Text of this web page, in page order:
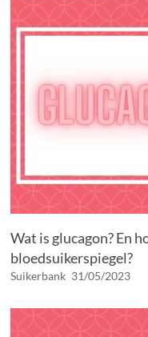
Wat is glucagon? En
bloedsuikerspiegel?
Suikerbank 31/05/2023